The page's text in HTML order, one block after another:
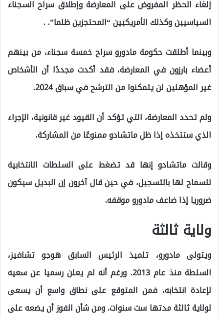
إلغاء الحظر المفروض على المعارضة وإطلاق سراح السجناء
السياسيين وكذلك الأمريكيين “المحتجزين ظلما”. .
وبينما أطلقت حكومة مادورو سراح خمسة سجناء، من بينهم
أعضاء بارزون في المعارضة، فقد أكدت مجددًا أن الأشخاص
غير المؤهلين لن يتمكنوا من الترشح في سباق 2024.
ولم تحدد المعارضة، التي تؤكد أن القيود غير قانونية، الإجراء
الذي ستتخذه إذا ظل ماتشادو ممنوعًا من المشاركة.
وقالت ماتشادو إنها قد تضغط على السلطات الانتخابية
للسماح لها بالتسجيل، في حين قال آخرون إن البديل سيكون
ضروريا إذا ضاعف مادورو موقفه.
ولاية ثالثة
ويتولى مادورو، تلميذ الرئيس السابق هوجو تشافيز،
السلطة منذ عام 2013. ورغم أنه لم يعلن رسميا عن سعيه
لإعادة انتخابه، فمن المتوقع على نطاق واسع أن يسعى
لولاية ثالثة مدتها ست سنوات. ومن شأن الفوز أن يضعه على